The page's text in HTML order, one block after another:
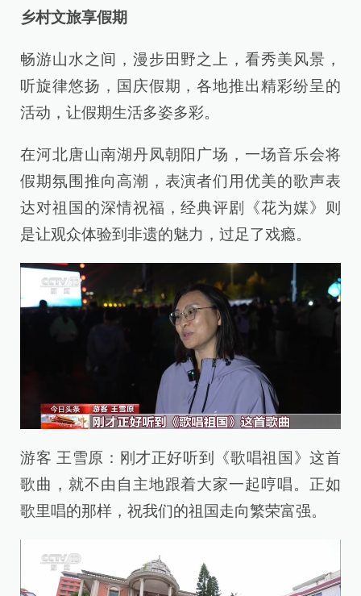
乡村文旅享假期
畅游山水之间，漫步田野之上，看秀美风景，
听旋律悠扬，国庆假期，各地推出精彩纷呈的
活动，让假期生活多姿多彩。
在河北唐山南湖丹凤朝阳广场，一场音乐会将
假期氛围推向高潮，表演者们用优美的歌声表
达对祖国的深情祝福，经典评剧《花为媒》则
是让观众体验到非遗的魅力，过足了戏瘾。
游客 王雪原：刚才正好听到《歌唱祖国》这首
歌曲，就不由自主地跟着大家一起哼唱。正如
歌里唱的那样，祝我们的祖国走向繁荣富强。